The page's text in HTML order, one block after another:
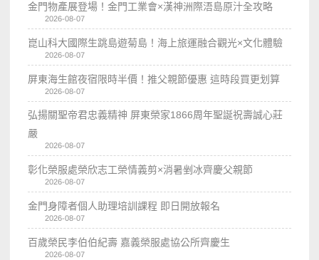
金門物產展登場！金門工業會×漢神洲際浯島原汁全攻略
2026-08-07
崑山科大國際生跳島遊菊島！海上旅運融合觀光×文化體驗
2026-08-07
屏東海生館夜宿限時半價！推父親節優惠 這時段買更划算
2026-08-07
弘揚關聖帝君忠義精神 屏東榮家1866周年聖誕祝壽誠心莊
嚴
2026-08-07
彰化榮服處榮欣志工榮情義剪×消暑剉冰齊慶父親節
2026-08-07
金門身障者個人助理培訓課程 即日開放報名
2026-08-07
百歲榮民李伯伯紀壽 嘉義榮服處協公所齊慶生
2026-08-07